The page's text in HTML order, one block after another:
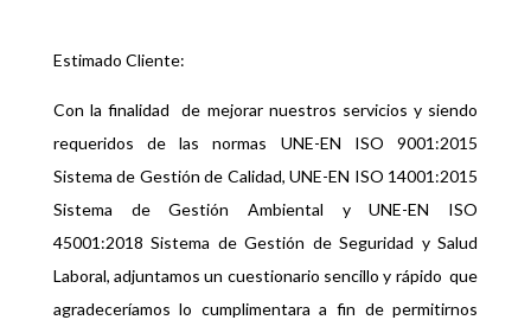
Estimado Cliente:
Con la finalidad de mejorar nuestros servicios y siendo
requeridos de las normas UNE-EN ISO 9001:2015
Sistema de Gestión de Calidad, UNE-EN ISO 14001:2015
Sistema de Gestión Ambiental y UNE-EN ISO
45001:2018 Sistema de Gestión de Seguridad y Salud
Laboral, adjuntamos un cuestionario sencillo y rápido que
agradeceríamos lo cumplimentara a fin de permitirnos